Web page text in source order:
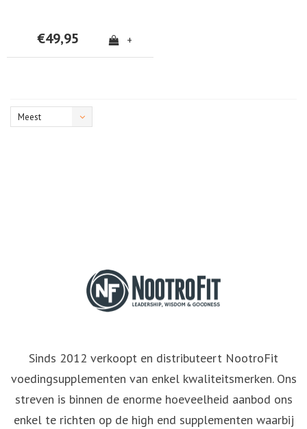
€49,95 +
Meest
Sinds 2012 verkoopt en distributeert NootroFit
voedingsupplementen van enkel kwaliteitsmerken. Ons
streven is binnen de enorme hoeveelheid aanbod ons
enkel te richten op de high end supplementen waarbij